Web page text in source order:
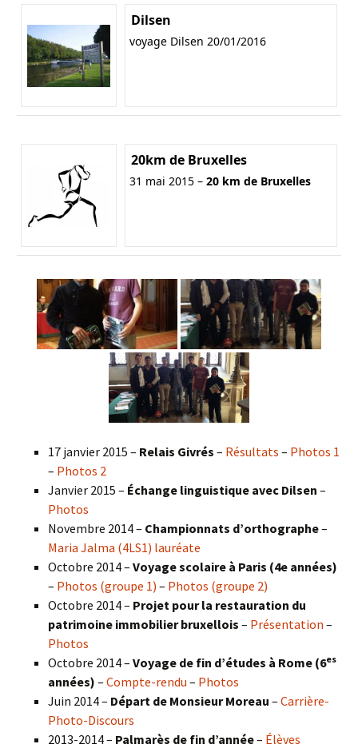
Dilsen
voyage Dilsen 20/01/2016
20km de Bruxelles
31 mai 2015 – 20 km de Bruxelles
17 janvier 2015 – Relais Givrés – Résultats – Photos 1
– Photos 2
Janvier 2015 – Échange linguistique avec Dilsen –
Photos
Novembre 2014 – Championnats d’orthographe–
Maria Jalma (4LS1) lauréate
Octobre 2014 – Voyage scolaire à Paris (4e années)
– Photos (groupe 1) – Photos (groupe 2)
Octobre 2014 – Projet pour la restauration du
patrimoine immobilier bruxellois – Présentation –
Photos
Octobre 2014 – Voyage de fin d’études à Rome (6es
années) – Compte-rendu – Photos
Juin 2014 – Départ de Monsieur Moreau – Carrière-
Photo-Discours
2013-2014 – Palmarès de fin d’année– Élèves